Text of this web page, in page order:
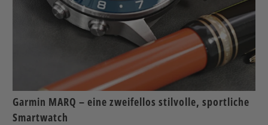
Garmin MARQ – eine zweifellos stilvolle, sportliche
Smartwatch